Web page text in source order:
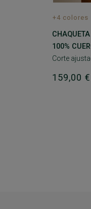
+4 colores
100%
Corte
159,00